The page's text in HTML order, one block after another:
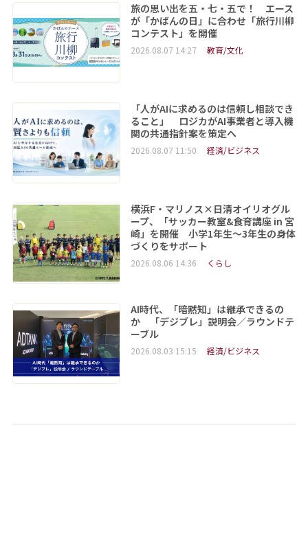
旅の思い出を五・七・五で！ エース
が「かばんの日」に合わせ「旅行川柳
コンテスト」を開催
2026.08.07 14:27 教育/文化
「人がAIに求めるのは信頼し相談でき
ること」 ロジカがAI事業者と導入機
関の共通指針案を策定へ
2026.08.07 11:50 経済/ビジネス
横浜F・マリノス×日清オイリオグル
ープ、「サッカー教室&食育講座 in 宮
崎」を開催 小学1年生～3年生の身体
づくりをサポート
2026.08.06 14:36 くらし
AI時代、「暗黙知」は継承できるの
か 「デジブレ」説明会／ラウンドテ
ーブル
2026.08.03 15:15 経済/ビジネス